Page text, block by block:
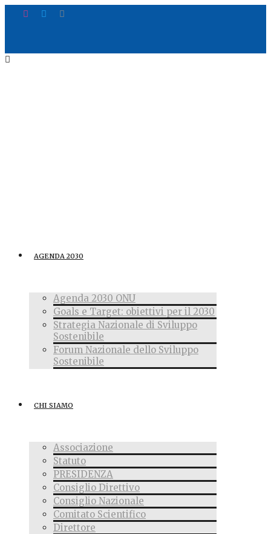
AGENDA 2030
Agenda 2030 ONU
Goals e Target: obiettivi per il 2030
Strategia Nazionale di Sviluppo
Sostenibile
Forum Nazionale dello Sviluppo
Sostenibile
CHI SIAMO
Associazione
Statuto
PRESIDENZA
Consiglio Direttivo
Consiglio Nazionale
Comitato Scientifico
Direttore